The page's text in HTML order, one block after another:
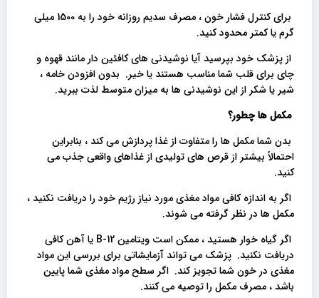
برای کنترل فشار خون ، مصرف سدیم روزانه خود را به 1500 میلی
گرم یا کمتر محدود کنید.
از پزشک خود بپرسید آیا نوشیدنی های کافئین دار مانند قهوه و
چای برای قلب شما مناسب هستند یا خیر. بدون افزودن خامه ،
شیر یا شکر از این نوشیدنی ها به میزان متوسط ​​لذت ببرید.
مکمل ها چطور؟
بدن شما مکمل ها را متفاوت از غذا پردازش می کند ، بنابراین
احتمالاً بیشتر از قرص های تولیدی از غذاهای واقعی جذب می
کنید.
اگر به اندازه کافی مواد مغذی مورد نیاز رژیم خود را دریافت نکنید ،
مکمل ها در نظر گرفته می شوند.
اگر گیاه خوار هستید ، ممکن است ویتامین B-12 یا آهن کافی
دریافت نکنید. پزشک می تواند آزمایشاتی برای بررسی این مواد
مغذی در خون شما تجویز کند. اگر سطح مواد مغذی شما پایین
باشد ، مصرف مکمل را توصیه می کنند.